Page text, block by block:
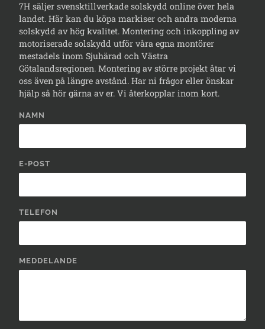
7H säljer svensktillverkade solskydd online över hela
landet. Här kan du köpa markiser och andra moderna
solskydd av hög kvalitet. Montering och inkoppling av
motoriserade solskydd utför våra egna montörer
mestadels inom Sjuhärad och Västra
Götalandsregionen. Montering av större projekt åtar vi
oss även på längre avstånd. Har ni frågor eller önskar
hjälp så hör gärna av er. Vi återkopplar inom kort.
NAMN
E-POST
TELEFON
MEDDELANDE